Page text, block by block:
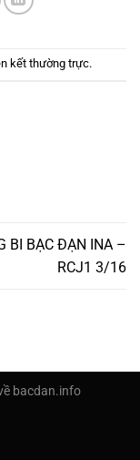
kết thường trực.
BI BẠC ĐẠN INA –
RCJ1 3/16
bacdan.info